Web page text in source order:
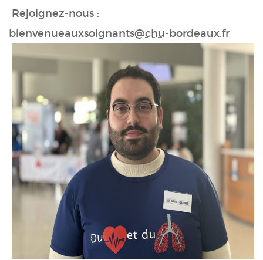
Rejoignez-nous :
bienvenueauxsoignants@chu-bordeaux.fr